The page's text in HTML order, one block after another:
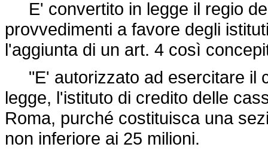
E' convertito in legge il regio
provvedimenti a favore degli
l'aggiunta di un art. 4 così
"E' autorizzato ad esercitare il
legge, l'istituto di credito delle
Roma, purché costituisca una
non inferiore ai 25 milioni.